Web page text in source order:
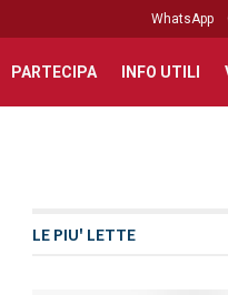
WhatsApp
PARTECIPA INFO UTILI
LE PIU' LETTE